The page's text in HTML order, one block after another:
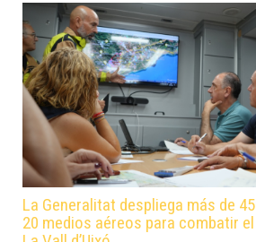
La Generalitat despliega más de
20 medios aéreos para combatir